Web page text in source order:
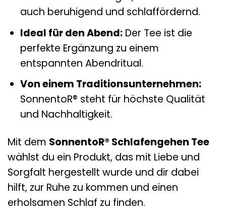
auch beruhigend und schlaffördernd.
Ideal für den Abend:Der Tee ist die
perfekte Ergänzung zu einem
entspannten Abendritual.
Von einem Traditionsunternehmen:
SonnentoR® steht für höchste Qualität
und Nachhaltigkeit.
Mit dem SonnentoR® Schlafengehen Tee
wählst du ein Produkt, das mit Liebe und
Sorgfalt hergestellt wurde und dir dabei
hilft, zur Ruhe zu kommen und einen
erholsamen Schlaf zu finden.